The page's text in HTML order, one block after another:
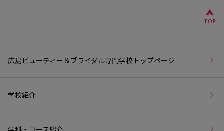
こ
TOP
広島ビューティー＆ブライダル専門学校トップページ
学校紹介